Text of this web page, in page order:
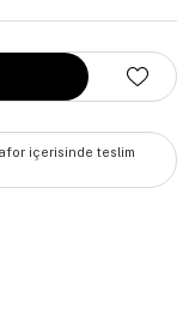
içerisinde teslim